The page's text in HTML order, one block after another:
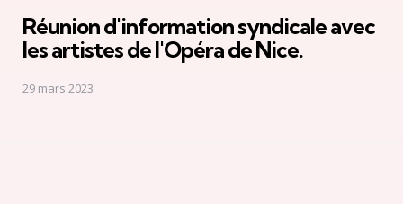
Réunion d'information syndicale avec
les artistes de l'Opéra de Nice.
29 mars 2023